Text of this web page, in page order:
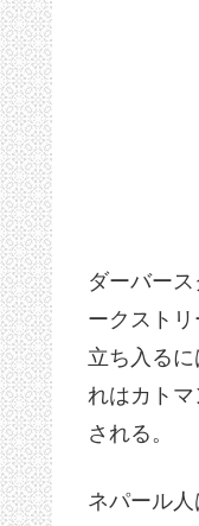
ダーバー
ークスト
立ち入る
れはカト
される。
ネパール